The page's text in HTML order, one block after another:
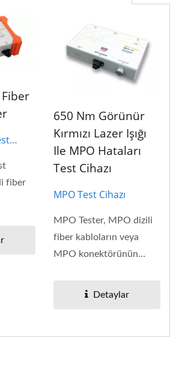
fiber
650 Nm Görünür
Kırmızı Lazer Işığı
Ile MPO Hataları
Test Cihazı
MPO Test Cihazı
MPO Tester, MPO dizili
fiber kabloların veya
MPO konektörünün
Detaylar